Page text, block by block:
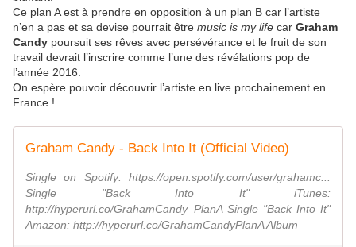
Ce plan A est à prendre en opposition à un plan B car l’artiste
n’en a pas et sa devise pourrait être music is my life car Graham
Candy poursuit ses rêves avec persévérance et le fruit de son
travail devrait l’inscrire comme l’une des révélations pop de
l’année 2016.
On espère pouvoir découvrir l’artiste en live prochainement en
France !
Graham Candy - Back Into It (Official Video)
Single on Spotify: https://open.spotify.com/user/grahamc...
Single "Back Into It" iTunes:
http://hyperurl.co/GrahamCandy_PlanA Single "Back Into It"
Amazon: http://hyperurl.co/GrahamCandyPlanA Album